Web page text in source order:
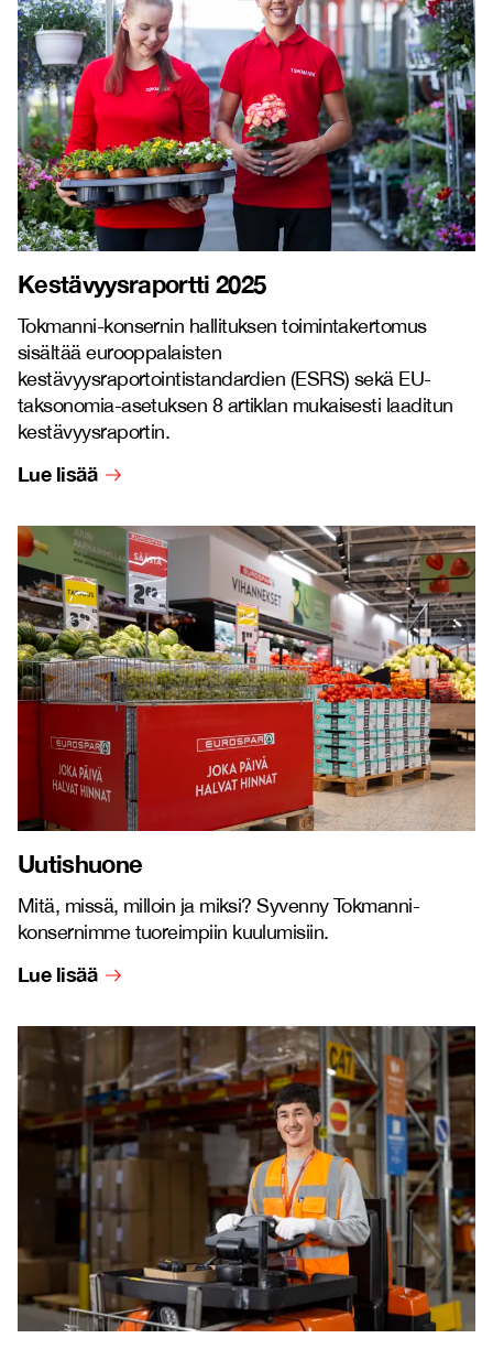
Kestävyysraportti 2025
Tokmanni-konsernin hallituksen toimintakertomus
sisältää eurooppalaisten
kestävyysraportointistandardien (ESRS) sekä EU-
taksonomia-asetuksen 8 artiklan mukaisesti laaditun
kestävyysraportin.
Lue lisää
Uutishuone
Mitä, missä, milloin ja miksi? Syvenny Tokmanni-
konsernimme tuoreimpiin kuulumisiin.
Lue lisää